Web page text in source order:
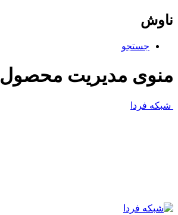
ناوش
جستجو
منوی مدیریت محصول
شبکه فردا